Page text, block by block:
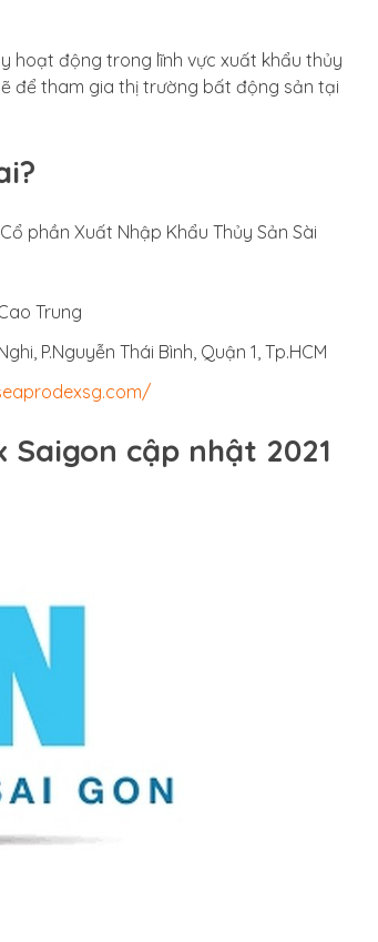
hoạt động trong lĩnh vực xuất khẩu thủy
để tham gia thị trường bất động sản tại
phần Xuất Nhập Khẩu Thủy Sản Sài
Trung
P.Nguyễn Thái Bình, Quận 1, Tp.HCM
Saigon cập nhật 2021